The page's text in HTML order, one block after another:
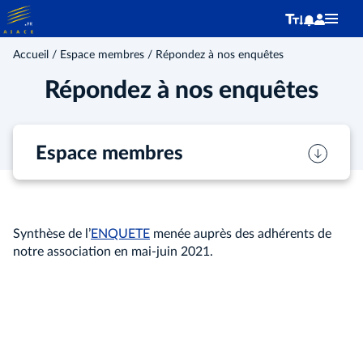
Accueil / Espace membres / Répondez à nos enquêtes
Répondez à nos enquêtes
Espace membres
Synthèse de l’ENQUETE menée auprès des adhérents de
notre association en mai-juin 2021.